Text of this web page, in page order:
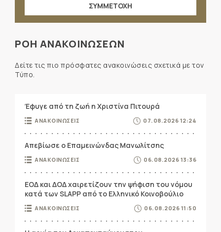
ΣΥΜΜΕΤΟΧΗ
ΡΟΗ ΑΝΑΚΟΙΝΩΣΕΩΝ
Δείτε τις πιο πρόσφατες ανακοινώσεις σχετικά με τον
Τύπο.
Έφυγε από τη ζωή η Χριστίνα Πιτουρά
ΑΝΑΚΟΙΝΩΣΕΙΣ 07.08.2026 12:24
Απεβίωσε ο Επαμεινώνδας Μανωλίτσης
ΑΝΑΚΟΙΝΩΣΕΙΣ 06.08.2026 13:36
ΕΟΔ και ΔΟΔ χαιρετίζουν την ψήφιση του νόμου
κατά των SLAPP από το Ελληνικό Κοινοβούλιο
ΑΝΑΚΟΙΝΩΣΕΙΣ 06.08.2026 11:50